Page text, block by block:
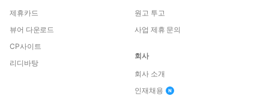
제휴카드
뷰어 다운로드
CP사이트
리디바탕
원고 투고
사업 제휴 문의
회사
회사 소개
인재채용